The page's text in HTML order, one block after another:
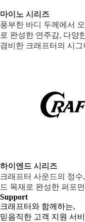
마이노 시리즈
풍부한 바디 두께에서
로 완성한 연주감, 다양
겸비한 크래프터의 시
하이엔드 시리즈
크래프터 사운드의 정
드 목재로 완성한 퍼포
Support
크래프터와 함께하는,
믿음직한 고객 지원 서